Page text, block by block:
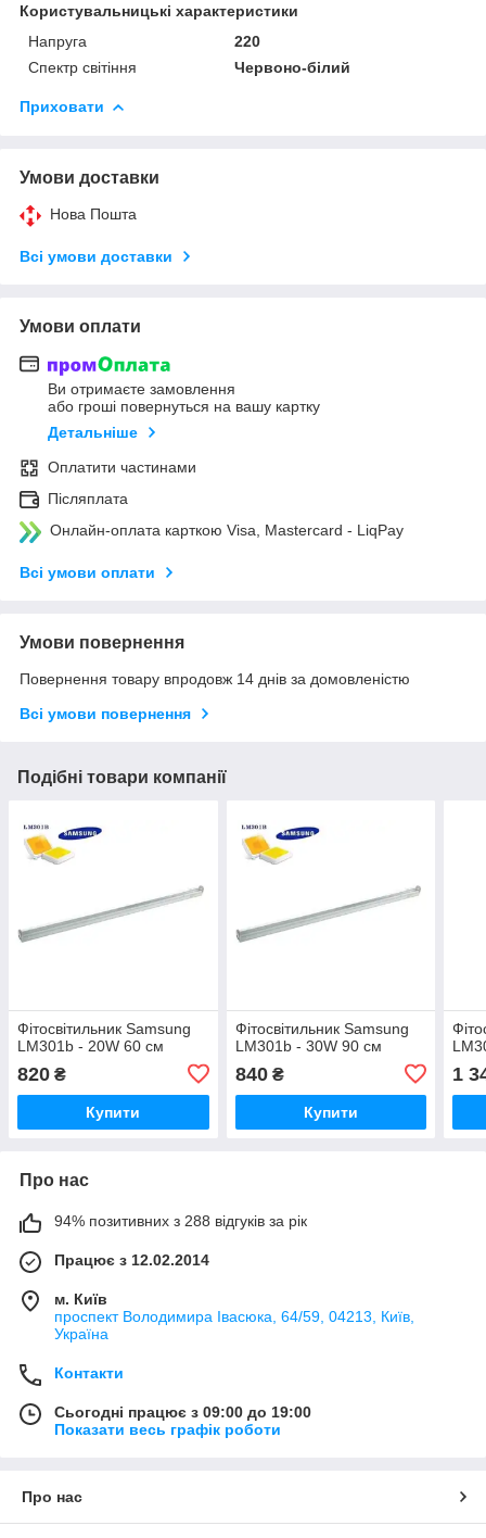
Користувальницькі характеристики
Напруга
220
Спектр світіння
Червоно-білий
Приховати
Умови доставки
Нова Пошта
Всі умови доставки
Умови оплати
Ви отримаєте замовлення
або гроші повернуться на вашу картку
Детальніше
Оплатити частинами
Післяплата
Онлайн-оплата карткою Visa, Mastercard - LiqPay
Всі умови оплати
Умови повернення
Повернення товару впродовж 14 днів за домовленістю
Всі умови повернення
Подібні товари компанії
Фітосвітильник Samsung
LM301b - 20W 60 см
820 ₴
Купити
Фітосвітильник Samsung
LM301b - 30W 90 см
840₴
Купити
1
Про нас
94% позитивних з 288 відгуків за рік
Працює з 12.02.2014
м. Київ
проспект Володимира Івасюка, 64/59, 04213, Київ,
Україна
Контакти
Сьогодні працює з 09:00 до 19:00
Показати весь графік роботи
Про нас